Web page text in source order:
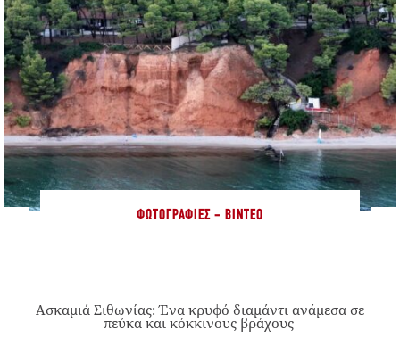
ΦΩΤΟΓΡΑΦΊΕΣ - ΒΊΝΤΕΟ
Ασκαμιά Σιθωνίας: Ένα κρυφό διαμάντι ανάμεσα σε
πεύκα και κόκκινους βράχους